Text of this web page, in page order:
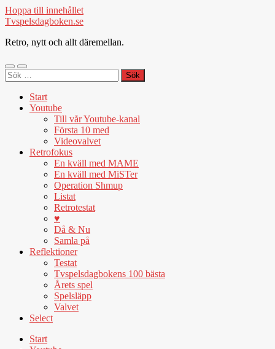
Hoppa till innehållet
Tvspelsdagboken.se
Retro, nytt och allt däremellan.
Slå
på/av
Slå
på/av
Sök
efter:
Start
Youtube
Till vår Youtube-kanal
Första 10 med
Videovalvet
Retrofokus
En kväll med MAME
En kväll med MiSTer
Operation Shmup
Listat
Retrotestat
♥
Då & Nu
Samla på
Reflektioner
Testat
Tvspelsdagbokens 100 bästa
Årets spel
Spelsläpp
Valvet
Select
Start